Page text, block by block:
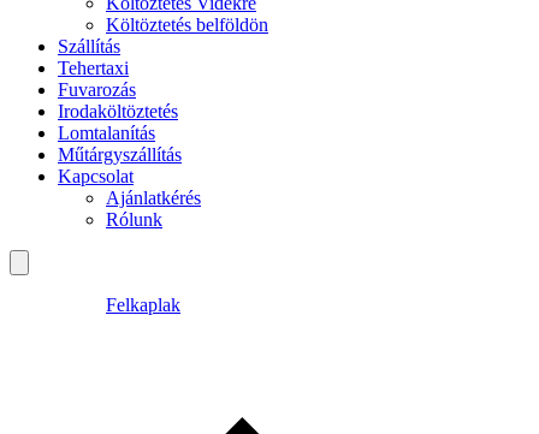
Költöztetés belföldön
Szállítás
Tehertaxi
Fuvarozás
Irodaköltöztetés
Lomtalanítás
Műtárgyszállítás
Kapcsolat
Ajánlatkérés
Rólunk
Felkaplak